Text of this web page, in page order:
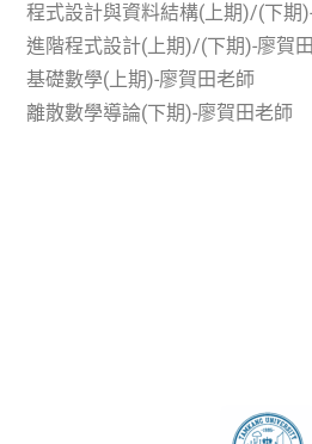
程式設計與資料結構(上期)/(下期
進階程式設計(上期)/(下期)-廖賀
基礎數學(上期)-廖賀田老師
離散數學導論(下期)-廖賀田老師